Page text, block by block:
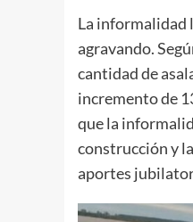
La informalidad
agravando.
cantidad de
incremento de
que la
construcción y
aportes